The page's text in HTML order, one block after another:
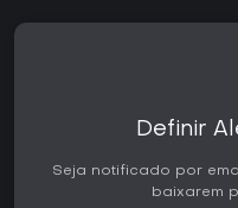
Definir
Seja notificado por
baixarem